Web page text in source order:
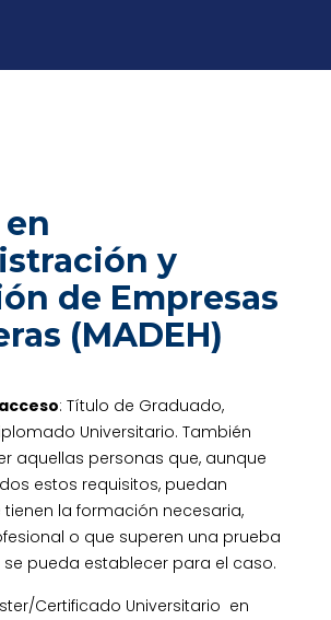
y
de Empresas
(MADEH)
: Título de Graduado,
Universitario. También
aquellas personas que, aunque
estos requisitos, puedan
la formación necesaria,
o que superen una prueba
pueda establecer para el caso.
Certificado Universitario en